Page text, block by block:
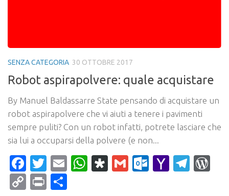
SENZA CATEGORIA 30 OTTOBRE 2017
Robot aspirapolvere: quale acquistare
By Manuel Baldassarre State pensando di acquistare un
robot aspirapolvere che vi aiuti a tenere i pavimenti
sempre puliti? Con un robot infatti, potrete lasciare che
sia lui a occuparsi della polvere (e non...
Facebook
Twitter
EmailWhatsApp
Diaspora
Gmail Yahoo
CopyPrint